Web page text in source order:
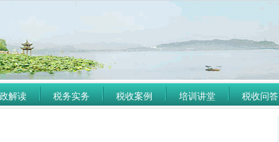
解读 税务实务 税收案例 培训讲堂 税收问答